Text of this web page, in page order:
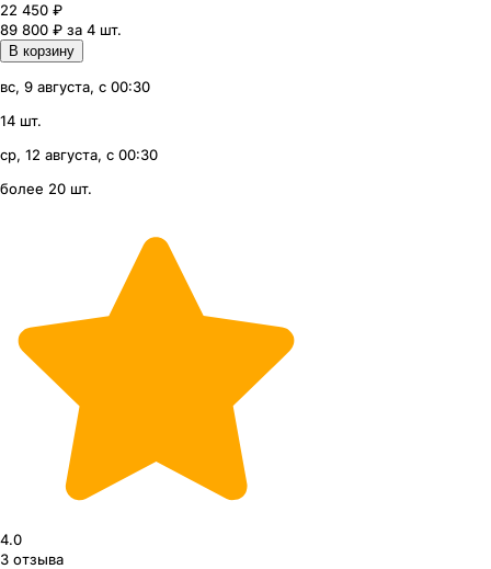
22 450 ₽
89 800 ₽ за 4 шт.
В корзину
вс, 9 августа, с 00:30
14 шт.
ср, 12 августа, с 00:30
более 20 шт.
4.0
3 отзыва